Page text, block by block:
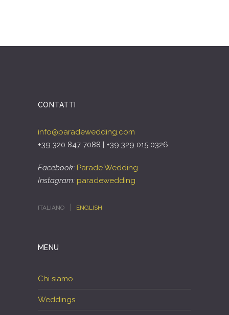
CONTATTI
info@paradewedding.com
+39 320 847 7088 | +39 329 015 0326
Facebook: Parade Wedding
Instagram: paradewedding
ITALIANO ENGLISH
MENU
Chi siamo
Weddings